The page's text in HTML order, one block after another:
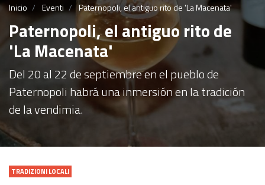
Inicio Eventi Paternopoli, el antiguo rito de 'La Macenata'
Paternopoli, el antiguo rito de
'La Macenata'
Del 20 al 22 de septiembre en el pueblo de
Paternopoli habrá una inmersión en la tradición
de la vendimia.
TRADIZIONI LOCALI